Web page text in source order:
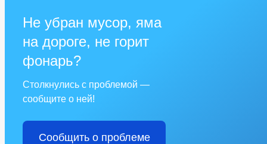
Не убран мусор, яма
на дороге, не горит
фонарь?
Столкнулись с проблемой —
сообщите о ней!
Сообщить о проблеме